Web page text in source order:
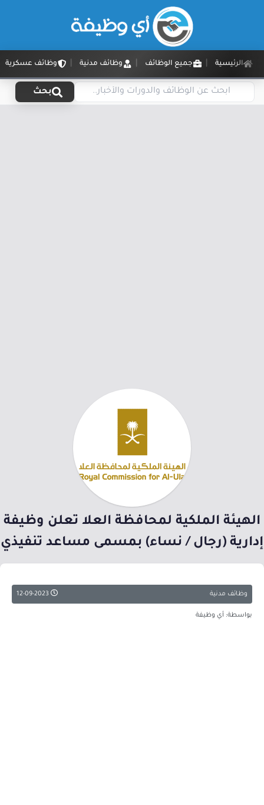
الرئيسية جميع الوظائف وظائف مدنية وظائف عسكرية
بحث
الهيئة الملكية لمحافظة العلا تعلن وظيفة
إدارية (رجال / نساء) بمسمى مساعد تنفيذي
وظائف مدنية
بواسطة: أي وظيفة